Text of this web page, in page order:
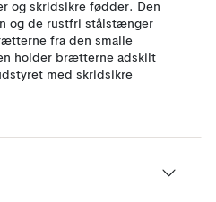
og skridsikre fødder. Den
og de rustfri stålstænger
fra den smalle
holder brætterne adskilt
med skridsikre